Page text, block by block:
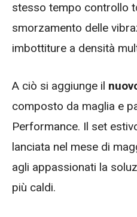
stesso tempo controllo
smorzamento delle
imbottiture a densità
A ciò si aggiunge il
composto da maglia e
Performance. Il set
lanciata nel mese di
agli appassionati la
più caldi.